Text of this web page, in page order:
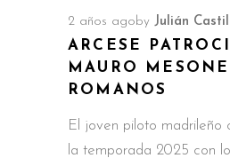
2 años ago by Julián
ARCESE
MAURO
ROMANOS
El joven piloto madrileño
la temporada 2025 con